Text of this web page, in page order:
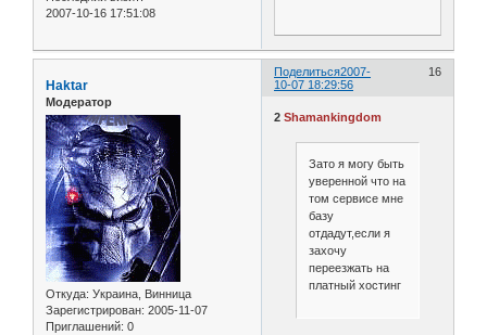
2007-10-16 17:51:08
Поделиться 16
2007-
10-07 18:29:56
Haktar
Модератор
Откуда: Украина, Винница
Зарегистрирован: 2005-11-07
Приглашений: 0
2Shamankingdom
Зато я могу быть
уверенной что на
том сервисе мне
базу
отдадут,если я
захочу
переезжать на
платный хостинг